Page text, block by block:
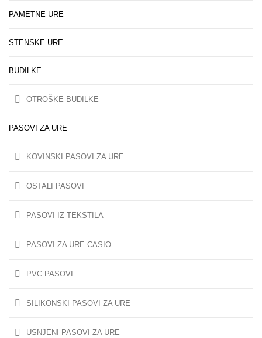
PAMETNE URE
STENSKE URE
BUDILKE
OTROŠKE BUDILKE
PASOVI ZA URE
KOVINSKI PASOVI ZA URE
OSTALI PASOVI
PASOVI IZ TEKSTILA
PASOVI ZA URE CASIO
PVC PASOVI
SILIKONSKI PASOVI ZA URE
USNJENI PASOVI ZA URE